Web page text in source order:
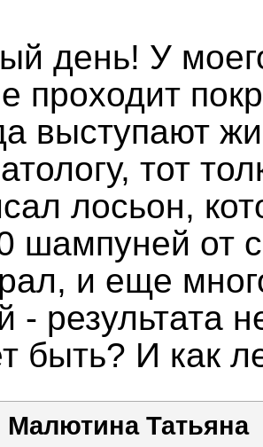
день! У
проходит
выступают
тот
лосьон,
шампуней от
и еще
- результата
быть? И как
Малютина Татьяна